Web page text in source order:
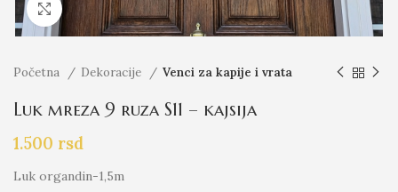
Click to enlarge
Početna Dekoracije Venci za kapije i vrata
Luk mreza 9 ruza S11 – kajsija
1.500 rsd
Luk organdin-1,5m